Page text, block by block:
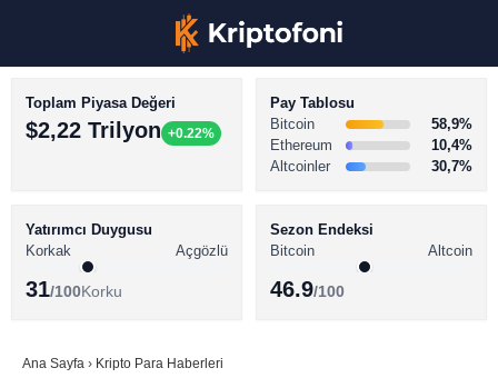
BİTCOİN HABERLERİ
ALTCOİN HABERLERİ
SÖZLÜK
Toplam Piyasa Değeri
$2,22 Trilyon +0.22%
Pay Tablosu
Bitcoin
58,9%
Ethereum
10,4%
Altcoinler
30,7%
Yatırımcı Duygusu
Korkak
Açgözlü
31/100Korku
Sezon Endeksi
Bitcoin
Altcoin
46.9/100
Ana Sayfa › Kripto Para Haberleri